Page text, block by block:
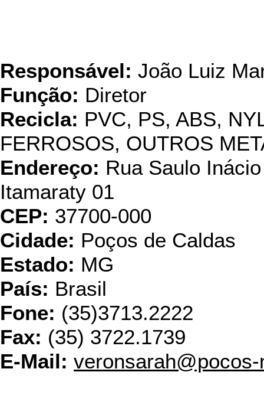
Responsável: João Luiz
Função: Diretor
Recicla: PVC, PS, ABS,
FERROSOS, OUTROS
Endereço: Rua Saulo
Itamaraty 01
CEP: 37700-000
Cidade: Poços de Caldas
Estado: MG
País: Brasil
Fone: (35)3713.2222
Fax: (35) 3722.1739
E-Mail: